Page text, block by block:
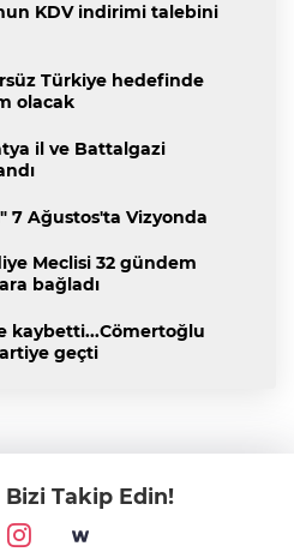
KDV indirimi talebini
Türkiye hedefinde
olacak
il ve Battalgazi
7 Ağustos'ta Vizyonda
Meclisi 32 gündem
bağladı
kaybetti...Cömertoğlu
geçti
Bizi Takip Edin!